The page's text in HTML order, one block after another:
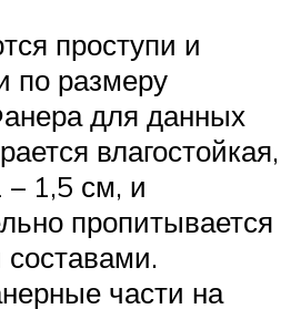
проступи и
по размеру
для данных
влагостойкая,
1,5 см, и
пропитывается
части на